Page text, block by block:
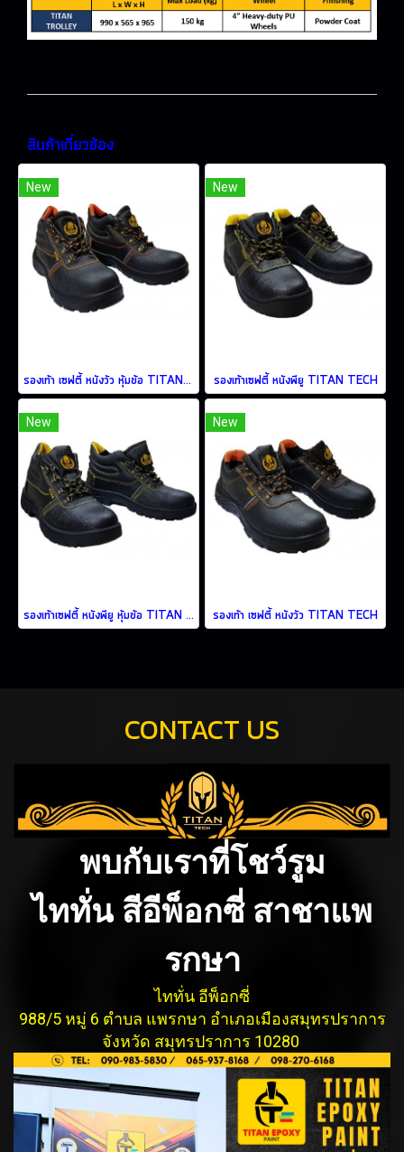
สินค้าเกี่ยวข้อง
New
รองเท้า เซฟตี้ หนังวัว หุ้มข้อ TITAN TECH
New
รองเท้าเซฟตี้ หนังพียู TITAN TECH
New
รองเท้าเซฟตี้ หนังพียู หุ้มข้อ TITAN TECH
New
รองเท้า เซฟตี้ หนังวัว TITAN TECH
CONTACT US
พบกับเราที่โชว์รูม
ไททั่น สีอีพ็อกซี่ สาชาแพ
รกษา
ไททั่น อีพ็อกซี่
988/5 หมู่ 6 ตำบล แพรกษา อำเภอเมืองสมุทรปราการ
จังหวัด สมุทรปราการ 10280